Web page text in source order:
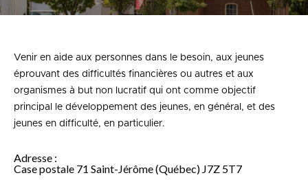
Venir en aide aux personnes dans le besoin, aux jeunes
éprouvant des difficultés financières ou autres et aux
organismes à but non lucratif qui ont comme objectif
principal le développement des jeunes, en général, et des
jeunes en difficulté, en particulier.
Adresse :
Case postale 71 Saint-Jérôme (Québec) J7Z 5T7